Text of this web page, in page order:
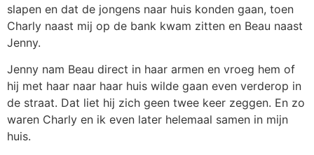
slapen en dat de jongens naar huis konden gaan, toen
Charly naast mij op de bank kwam zitten en Beau naast
Jenny.
Jenny nam Beau direct in haar armen en vroeg hem of
hij met haar naar haar huis wilde gaan even verderop in
de straat. Dat liet hij zich geen twee keer zeggen. En zo
waren Charly en ik even later helemaal samen in mijn
huis.